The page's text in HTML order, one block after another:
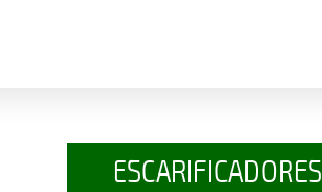
ESCARIFICADORES